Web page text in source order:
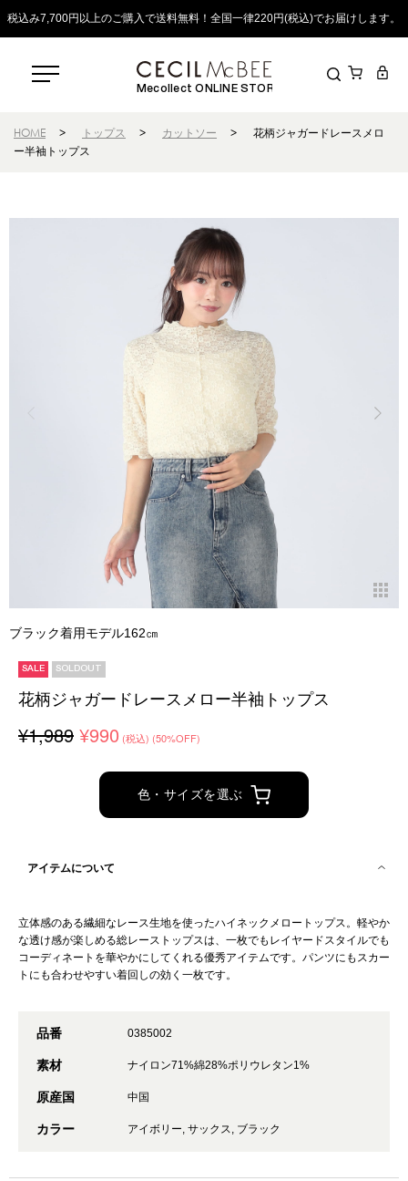
税込み7,700円以上のご購入で送料無料！全国一律220円(税込)でお届けします。
Mecollect ONLINE STORE
HOME > トップス > カットソー >
花柄ジャガードレースメロ
ー半袖トップス
ブラック着用モデル162㎝
SALE SOLDOUT
花柄ジャガードレースメロー半袖トップス
¥1,989 ¥990 (税込) (50%OFF)
色・サイズを選ぶ
アイテムについて
立体感のある繊細なレース生地を使ったハイネックメロートップス。軽やか
な透け感が楽しめる総レーストップスは、一枚でもレイヤードスタイルでも
コーディネートを華やかにしてくれる優秀アイテムです。パンツにもスカー
トにも合わせやすい着回しの効く一枚です。
品番 0385002
素材 ナイロン71%綿28%ポリウレタン1%
原産国 中国
カラー アイボリー, サックス, ブラック